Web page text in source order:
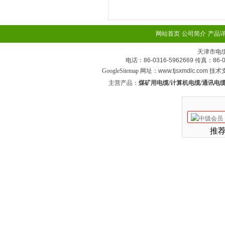
网站首页 公司简介 产品
天津市电
电话：86-0316-5962669 传真：86-
GoogleSitemap网址：www.tjsxmdlc.com 技术
主营产品： 煤矿用电缆/计算机电缆/通讯电
推